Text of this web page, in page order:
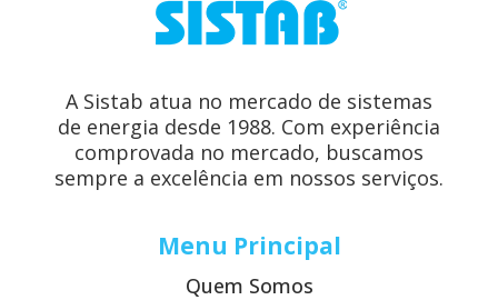
A Sistab atua no mercado de sistemas
de energia desde 1988. Com experiência
comprovada no mercado, buscamos
sempre a excelência em nossos serviços.
Menu Principal
Quem Somos